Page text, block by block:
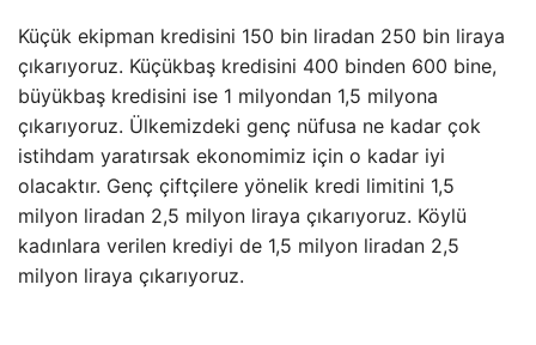
Küçük ekipman kredisini 150 bin liradan 250 bin liraya
çıkarıyoruz. Küçükbaş kredisini 400 binden 600 bine,
büyükbaş kredisini ise 1 milyondan 1,5 milyona
çıkarıyoruz. Ülkemizdeki genç nüfusa ne kadar çok
istihdam yaratırsak ekonomimiz için o kadar iyi
olacaktır. Genç çiftçilere yönelik kredi limitini 1,5
milyon liradan 2,5 milyon liraya çıkarıyoruz. Köylü
kadınlara verilen krediyi de 1,5 milyon liradan 2,5
milyon liraya çıkarıyoruz.